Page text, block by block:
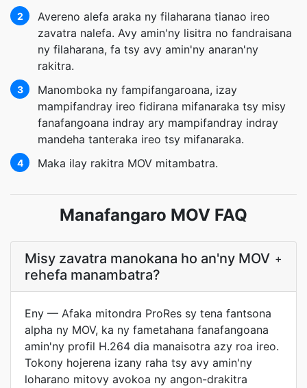
2
Avereno alefa araka ny filaharana tianao ireo
zavatra nalefa. Avy amin'ny lisitra no fandraisana
ny filaharana, fa tsy avy amin'ny anaran'ny
rakitra.
3
Manomboka ny fampifangaroana, izay
mampifandray ireo fidirana mifanaraka tsy misy
fanafangoana indray ary mampifandray indray
mandeha tanteraka ireo tsy mifanaraka.
4 Maka ilay rakitra MOV mitambatra.
Manafangaro MOV FAQ
Misy zavatra manokana ho an'ny MOV
rehefa manambatra?
+
Eny — Afaka mitondra ProRes sy tena fantsona
alpha ny MOV, ka ny fametahana fanafangoana
amin'ny profil H.264 dia manaisotra azy roa ireo.
Tokony hojerena izany raha tsy avy amin'ny
loharano mitovy avokoa ny angon-drakitra